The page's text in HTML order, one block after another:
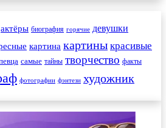
актёры биография горячие девушки
картина картины красивые
самые тайны творчество факты
фотографии фэнтези художник